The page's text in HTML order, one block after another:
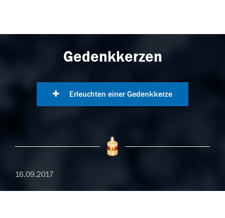
Gedenkkerzen
Erleuchten einer Gedenkkerze
16.09.2017